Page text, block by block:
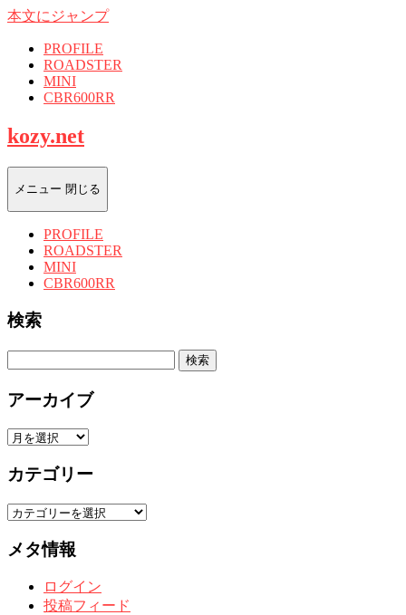
本文にジャンプ
PROFILE
ROADSTER
MINI
CBR600RR
kozy.net
メニュー 閉じる
PROFILE
ROADSTER
MINI
CBR600RR
検索
アーカイブ
ア
カ
ブ
カテゴリー
カ
ゴ
メタ情報
ログイン
投稿フィード